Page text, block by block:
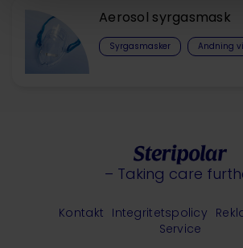
Aerosol syrgasmask
Syrgasmasker Andning
– Taking care
Kontakt Integritetspolicy
Service